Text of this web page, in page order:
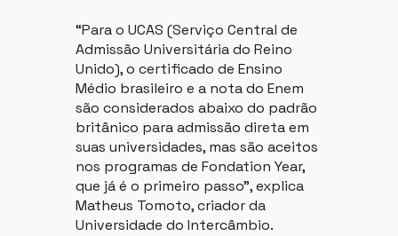
“Para o UCAS (Serviço Central de
Admissão Universitária do Reino
Unido), o certificado de Ensino
Médio brasileiro e a nota do Enem
são considerados abaixo do padrão
britânico para admissão direta em
suas universidades, mas são aceitos
nos programas de Fondation Year,
que já é o primeiro passo”, explica
Matheus Tomoto, criador da
Universidade do Intercâmbio.